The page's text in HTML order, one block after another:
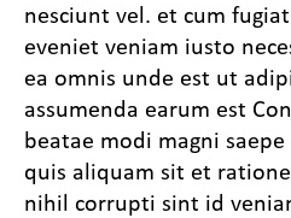
nesciunt vel. et cum
eveniet veniam iusto
ea omnis unde est ut
assumenda earum est
beatae modi magni
quis aliquam sit et
nihil corrupti sint id